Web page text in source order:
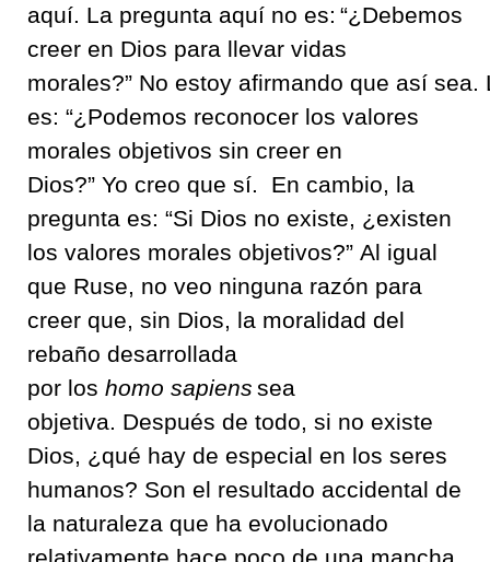
aquí La pregunta aquí no es: “¿Debemos
creer en Dios para llevar vidas
morales?” No estoy afirmando que así sea
es: “¿Podemos reconocer los valores
morales objetivos sin creer en
Dios?” Yo creo que sí
En cambio, la
pregunta es: “Si Dios no existe
¿existen
los valores morales objetivos?” Al igual
que Ruse , no veo ninguna razón para
creer que sin Dios
la moralidad del
rebaño desarrollada
por los homo sapiens sea
objetiva
Después de todo si no existe
Dios
¿qué hay de especial en los seres
humanos? Son el resultado accidental de
la naturaleza que ha evolucionado
relativamente hace poco de una mancha